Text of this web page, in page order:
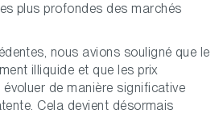
plus profondes des marchés
nous avions souligné que le
illiquide et que les prix
de manière significative
Cela devient désormais